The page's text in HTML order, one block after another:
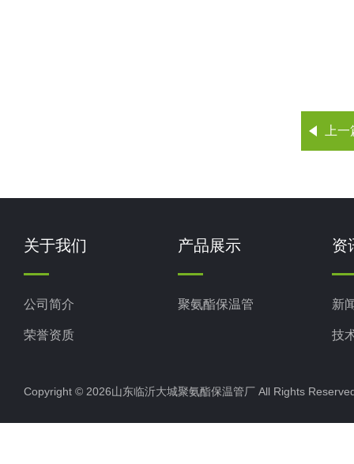
上
关于我们
公司简介
荣誉资质
产品展示
聚氨酯保温管
资
新
技
Copyright © 2026山东临沂大城聚氨酯保温管厂 All Rights